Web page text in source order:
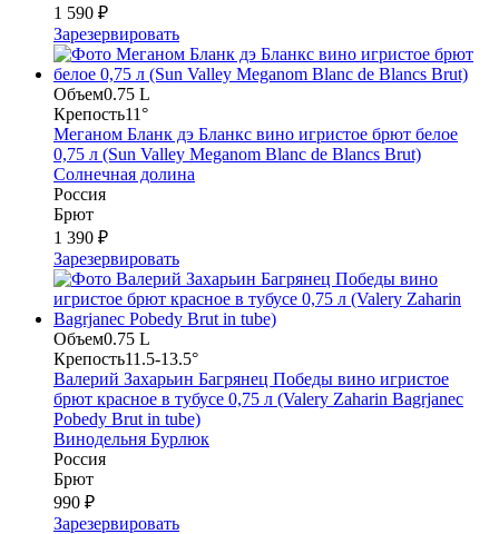
1 590 ₽
Зарезервировать
Объем0.75 L
Крепость11°
Меганом Бланк дэ Бланкс вино игристое брют белое
0,75 л (Sun Valley Meganom Blanc de Blancs Brut)
Солнечная долина
Россия
Брют
1 390 ₽
Зарезервировать
Объем0.75 L
Крепость11.5-13.5°
Валерий Захарьин Багрянец Победы вино игристое
брют красное в тубусе 0,75 л (Valery Zaharin Bagrjanec
Pobedy Brut in tube)
Винодельня Бурлюк
Россия
Брют
990 ₽
Зарезервировать